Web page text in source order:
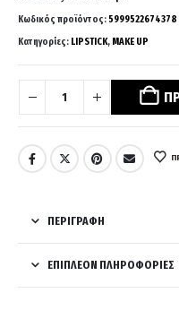
Κωδικός προϊόντος:5999522674378
Κατηγορίες: LIPSTICK, MAKE UP
ΠΕΡΙΓΡΑΦΉ
ΕΠΙΠΛΈΟΝ ΠΛΗΡΟΦΟΡΊΕΣ